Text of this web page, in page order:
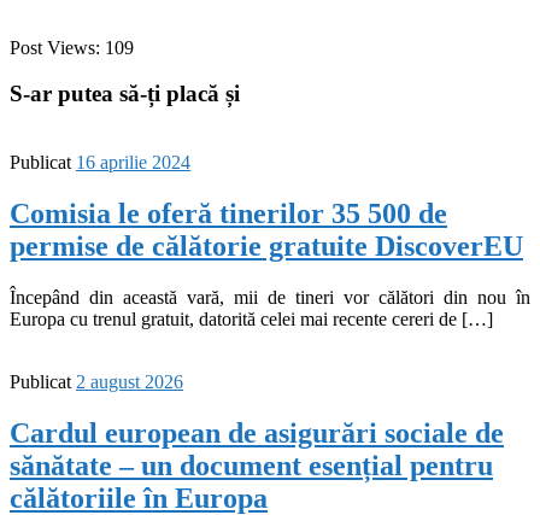
Post Views: 109
S-ar putea să-ți placă și
Publicat 16 aprilie 2024
Comisia le oferă tinerilor 35 500 de
permise de călătorie gratuite DiscoverEU
Începând din această vară, mii de tineri vor călători din nou în
Europa cu trenul gratuit, datorită celei mai recente cereri de […]
Publicat 2 august 2026
Cardul european de asigurări sociale de
sănătate – un document esențial pentru
călătoriile în Europa